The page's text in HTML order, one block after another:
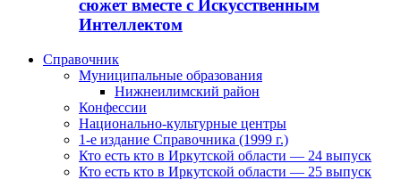
сюжет вместе с Искусственным
Интеллектом
Справочник
Муниципальные образования
Нижнеилимский район
Конфессии
Национально-культурные центры
1-е издание Справочника (1999 г.)
Кто есть кто в Иркутской области — 24 выпуск
Кто есть кто в Иркутской области — 25 выпуск